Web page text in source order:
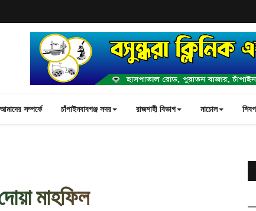
আমাদের সম্পর্কে চাঁপাইনবাবগঞ্জ সদর রাজশাহী বিভাগ নাচোল
মাহফিল